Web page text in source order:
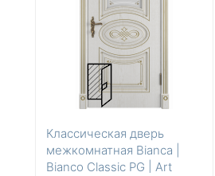
Классическая дверь
межкомнатная Bianca |
Bianco Classic PG | Art